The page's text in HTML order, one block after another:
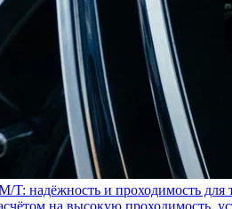
надёжность и проходимость для
на высокую проходимость,